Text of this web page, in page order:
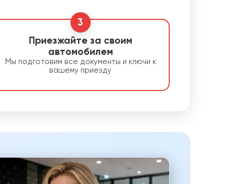
3
Приезжайте за своим
автомобилем
Мы подготовим все документы и ключи к
вашему приезду